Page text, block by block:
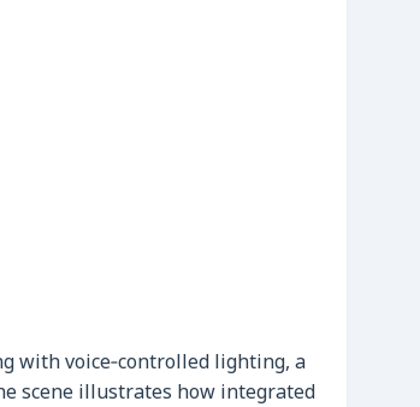
with voice‑controlled lighting, a
scene illustrates how integrated